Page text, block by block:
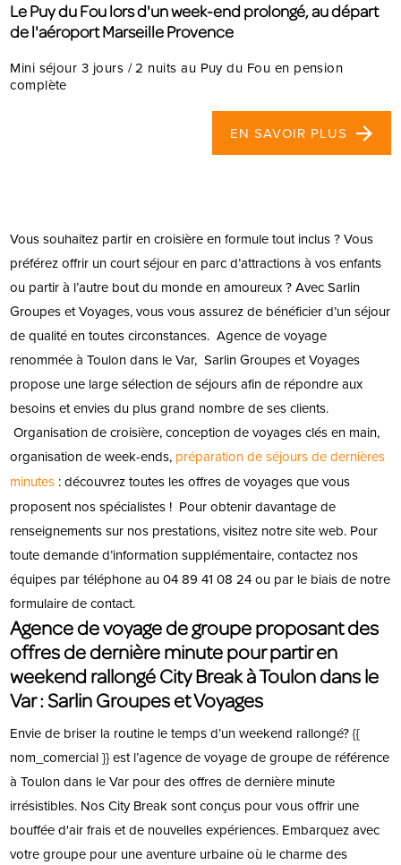
Le Puy du Fou lors d'un week-end prolongé, au départ
de l'aéroport Marseille Provence
Mini séjour 3 jours / 2 nuits au Puy du Fou en pension
complète
EN SAVOIR PLUS
Vous souhaitez partir en croisière en formule tout inclus ? Vous
préférez offrir un court séjour en parc d’attractions à vos enfants
ou partir à l’autre bout du monde en amoureux ? Avec Sarlin
Groupes et Voyages, vous vous assurez de bénéficier d’un séjour
de qualité en toutes circonstances.Agence de voyage
renommée à Toulon dans le Var, Sarlin Groupes et Voyages
propose une large sélection de séjours afin de répondre aux
besoins et envies du plus grand nombre de ses clients.
Organisation de croisière, conception de voyages clés en main,
organisation de week-ends, préparation de séjours de dernières
minutes : découvrez toutes les offres de voyages que vous
proposent nos spécialistes ! Pour obtenir davantage de
renseignements sur nos prestations, visitez notre site web. Pour
toute demande d’information supplémentaire, contactez nos
équipes par téléphone au 04 89 41 08 24 ou par le biais de notre
formulaire de contact.
Agence de voyage de groupe proposant des
offres de dernière minute pour partir en
weekend rallongé City Break à Toulon dans le
Var : Sarlin Groupes et Voyages
Envie de briser la routine le temps d’un weekend rallongé? {{
nom_comercial }} est l’agence de voyage de groupe de référence
à Toulon dans le Var pour des offres de dernière minute
irrésistibles. Nos City Break sont conçus pour vous offrir une
bouffée d'air frais et de nouvelles expériences. Embarquez avec
votre groupe pour une aventure urbaine où le charme des